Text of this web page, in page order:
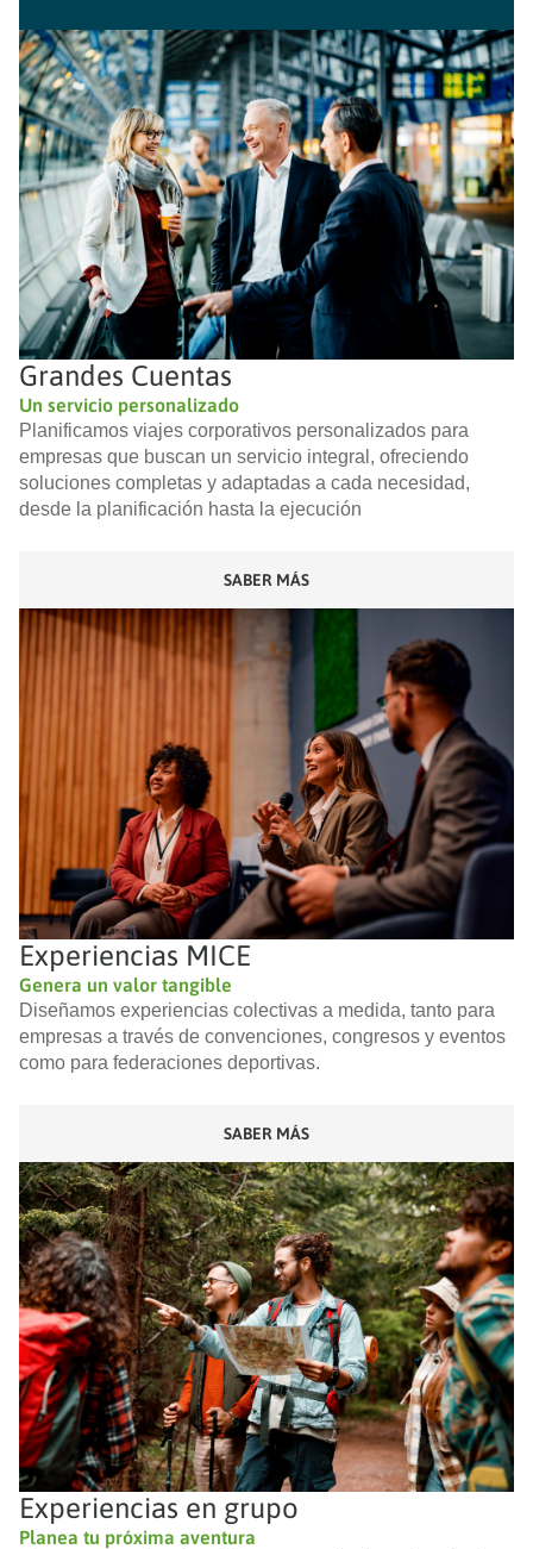
Grandes Cuentas
Un servicio personalizado
Planificamos viajes corporativos personalizados para
empresas que buscan un servicio integral, ofreciendo
soluciones completas y adaptadas a cada necesidad,
desde la planificación hasta la ejecución
SABER MÁS
Experiencias MICE
Genera un valor tangible
Diseñamos experiencias colectivas a medida, tanto para
empresas a través de convenciones, congresos y eventos
como para federaciones deportivas.
SABER MÁS
Experiencias en grupo
Planea tu próxima aventura